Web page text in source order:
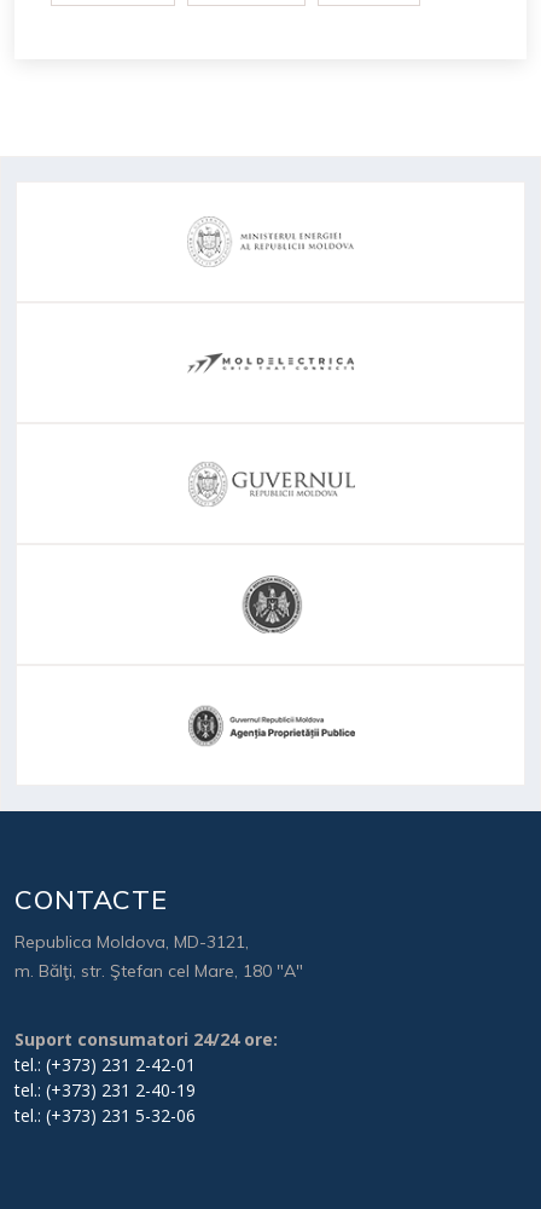
CONTACTE
Republica Moldova, MD-3121,
m. Bălţi, str. Ştefan cel Mare, 180 "A"
Suport consumatori 24/24 ore:
tel.: (+373) 231 2-42-01
tel.: (+373) 231 2-40-19
tel.: (+373) 231 5-32-06